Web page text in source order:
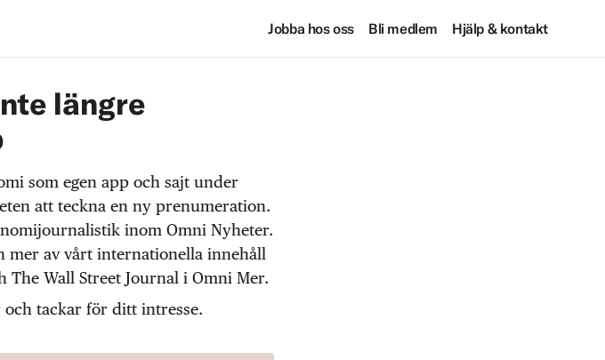
Jobba hos oss Bli medlem Hjälp & kontakt
längre
som egen app och sajt under
att teckna en ny prenumeration.
inom Omni Nyheter.
mer av vårt internationella innehåll
Wall Street Journal i Omni Mer.
och tackar för ditt intresse.